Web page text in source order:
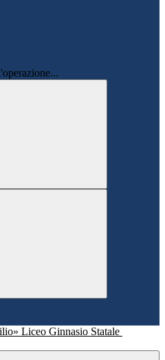
Liceo Ginnasio Statale